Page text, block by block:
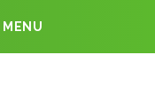
MENU